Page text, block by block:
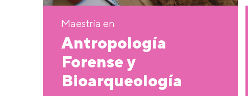
Maestría en
Antropología
Forense y
Bioarqueología